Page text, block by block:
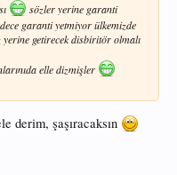
sözler yerine garanti
garanti yetmiyor ülkemizde
getirecek disbiritör olmalı
elle dizmişler
derim, şaşıracaksın